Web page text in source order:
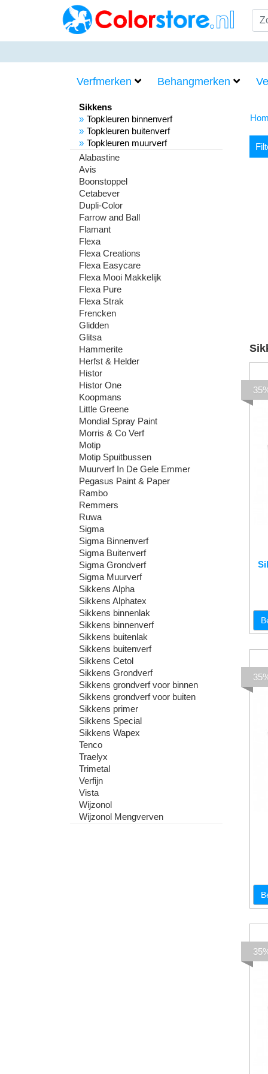
Verfmerken Behangmerken
Sikkens
Topkleuren binnenverf
Topkleuren buitenverf
Topkleuren muurverf
Alabastine
Avis
Boonstoppel
Cetabever
Dupli-Color
Farrow and Ball
Flamant
Flexa
Flexa Creations
Flexa Easycare
Flexa Mooi Makkelijk
Flexa Pure
Flexa Strak
Frencken
Glidden
Glitsa
Hammerite
Herfst & Helder
Histor
Histor One
Koopmans
Little Greene
Mondial Spray Paint
Morris & Co Verf
Motip
Motip Spuitbussen
Muurverf In De Gele Emmer
Pegasus Paint & Paper
Rambo
Remmers
Ruwa
Sigma
Sigma Binnenverf
Sigma Buitenverf
Sigma Grondverf
Sigma Muurverf
Sikkens Alpha
Sikkens Alphatex
Sikkens binnenlak
Sikkens binnenverf
Sikkens buitenlak
Sikkens buitenverf
Sikkens Cetol
Sikkens Grondverf
Sikkens grondverf voor binnen
Sikkens grondverf voor buiten
Sikkens primer
Sikkens Special
Sikkens Wapex
Tenco
Traelyx
Trimetal
Verfijn
Vista
Wijzonol
Wijzonol Mengverven